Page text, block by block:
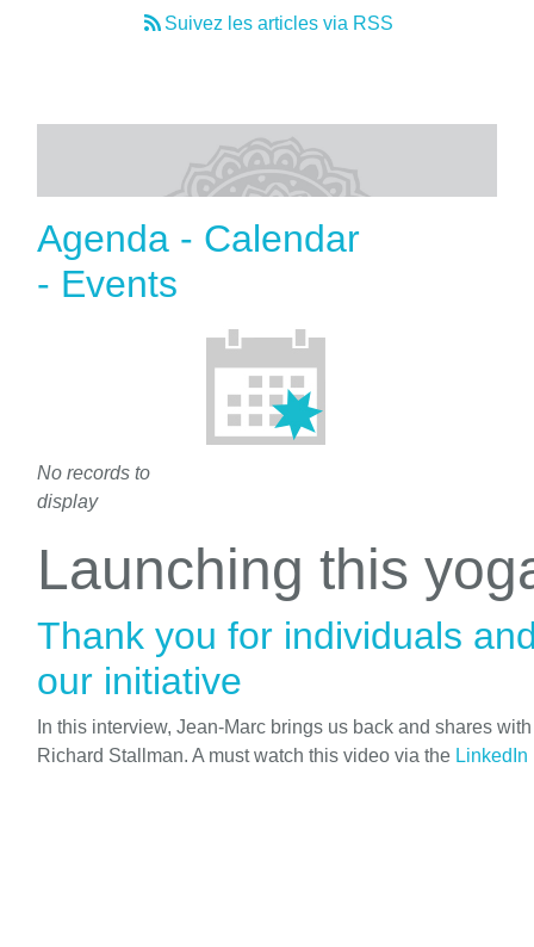
Suivez les articles via RSS
Agenda - Calendar
- Events
No records to
display
Launching this
Thank you for individuals
our initiative
In this interview, Jean-Marc brings us back and shares
Richard Stallman. A must watch this video via the LinkedIn